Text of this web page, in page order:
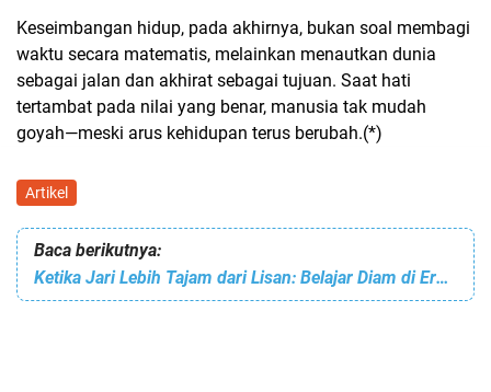
Keseimbangan hidup, pada akhirnya, bukan soal membagi
waktu secara matematis, melainkan menautkan dunia
sebagai jalan dan akhirat sebagai tujuan. Saat hati
tertambat pada nilai yang benar, manusia tak mudah
goyah—meski arus kehidupan terus berubah.(*)
Artikel
Baca berikutnya:
Ketika Jari Lebih Tajam dari Lisan: Belajar Diam di Era Digital